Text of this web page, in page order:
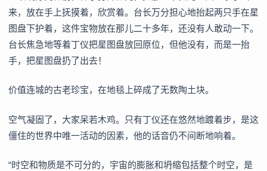
来，放在手上抚摸着，欣赏着。台长万分担心地抬起两只手在星
图盘下护着，这件宝物放在那儿二十多年，还没有人敢动一下。
台长焦急地等着丁仪把星图盘放回原位，但他没有，而是一抬
手，把星图盘扔了出去！
价值连城的古老珍宝，在地毯上碎成了无数陶土块。
空气凝固了，大家呆若木鸡。只有丁仪还在悠然地踱着步，是这
僵住的世界中唯一活动的因素，他的话音仍不间断地响着。
“时空和物质是不可分的，宇宙的膨胀和坍缩包括整个时空，是